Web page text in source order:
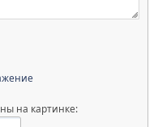
на картинке: